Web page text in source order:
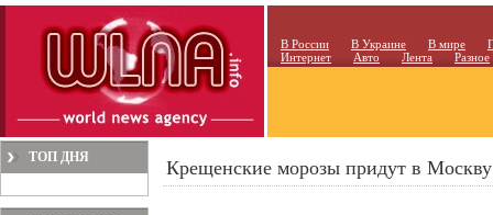
В России В Украине В мире
Интернет
Авто Лента Разное
ТОП ДНЯ Крещенские морозы придут в